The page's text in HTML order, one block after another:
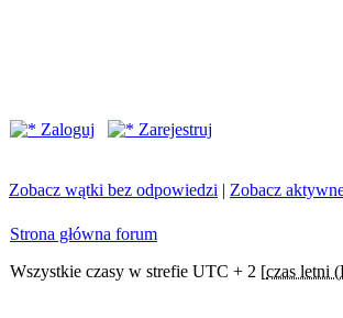
Zaloguj
Zarejestruj
Zobacz wątki bez odpowiedzi | Zobacz
Strona główna forum
Wszystkie czasy w strefie UTC + 2 [czas letni